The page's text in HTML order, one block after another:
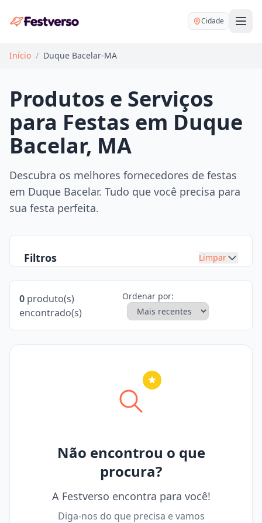
Cidade
Balões delivery
Decoração personalizada
Pegue e Monte
Festa na mesa
Mesas e cadeiras
Buffet
DJ
Início / Duque Bacelar-MA
Produtos e Serviços
para Festas em Duque
Bacelar, MA
Descubra os melhores fornecedores de festas
em Duque Bacelar. Tudo que você precisa para
sua festa perfeita.
Filtros Limpar
0 produto(s)
encontrado(s)
Ordenar por:
Não encontrou o que
procura?
A Festverso encontra para você!
Diga-nos do que precisa e vamos